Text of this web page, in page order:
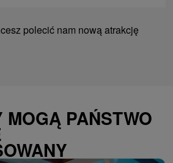
polecić nam nową atrakcję
MOGĄ PAŃSTWO